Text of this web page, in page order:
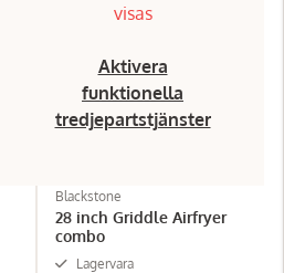
visas
Aktivera
funktionella
tredjepartstjänster
Blackstone
28 inch Griddle Airfryer
combo
Lagervara